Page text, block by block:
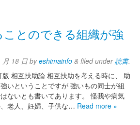
とのできる組織が強
月 18 日byeshimainfo & filed under読書.
相互扶助論 相互扶助を考える時に、 助
いということですが 強いもの同士が組
ないとも書いてあります。 怪我や病気
老人、妊婦、子供な… Read more »